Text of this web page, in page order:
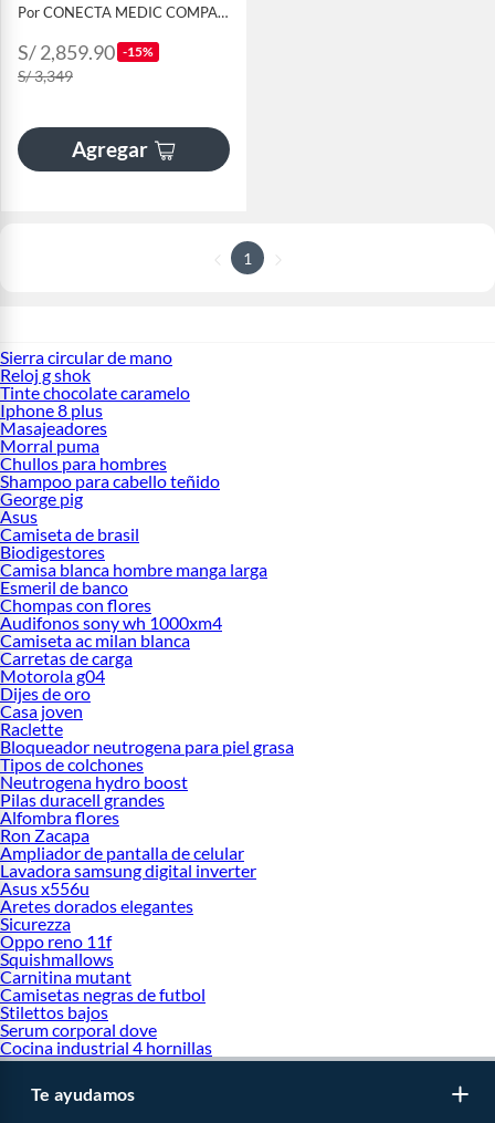
Por CONECTA MEDIC COMPANY PERU SAC
S/ 2,859.90 -15%
S/ 3,349
Agregar
1
Sierra circular de mano
Reloj g shok
Tinte chocolate caramelo
Iphone 8 plus
Masajeadores
Morral puma
Chullos para hombres
Shampoo para cabello teñido
George pig
Asus
Camiseta de brasil
Biodigestores
Camisa blanca hombre manga larga
Esmeril de banco
Chompas con flores
Audifonos sony wh 1000xm4
Camiseta ac milan blanca
Carretas de carga
Motorola g04
Dijes de oro
Casa joven
Raclette
Bloqueador neutrogena para piel grasa
Tipos de colchones
Neutrogena hydro boost
Pilas duracell grandes
Alfombra flores
Ron Zacapa
Ampliador de pantalla de celular
Lavadora samsung digital inverter
Asus x556u
Aretes dorados elegantes
Sicurezza
Oppo reno 11f
Squishmallows
Carnitina mutant
Camisetas negras de futbol
Stilettos bajos
Serum corporal dove
Cocina industrial 4 hornillas
Te ayudamos